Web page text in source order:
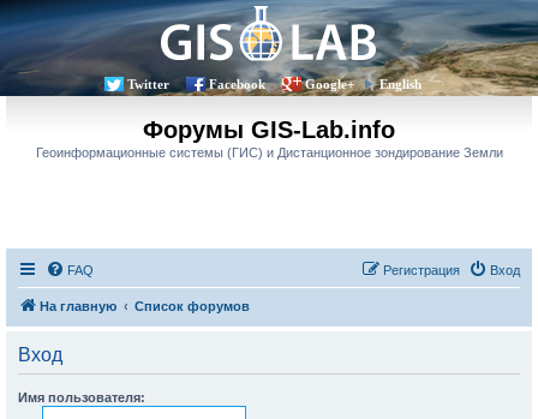
Twitter Facebook Google+ English
Форумы GIS-Lab.info
Геоинформационные системы (ГИС) и Дистанционное зондирование Земли
FAQ Вход
Регистрация
На главную Список форумов
Вход
Имя пользователя: